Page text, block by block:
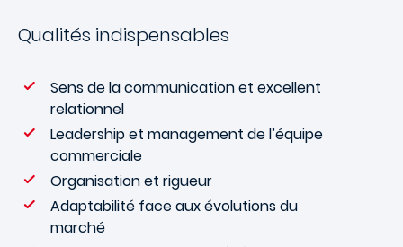
Qualités indispensables
Sens de la communication et excellent
relationnel
Leadership et management de l’équipe
commerciale
Organisation et rigueur
Adaptabilité face aux évolutions du
marché